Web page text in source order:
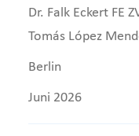
Dr. Falk Eckert FE
Tomás López
Berlin
Juni 2026